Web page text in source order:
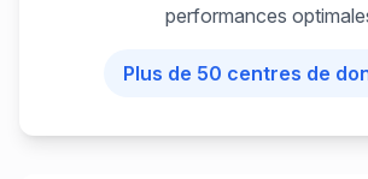
performances
Plus de 50 centres de